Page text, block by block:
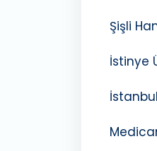
Şişli
İstinye